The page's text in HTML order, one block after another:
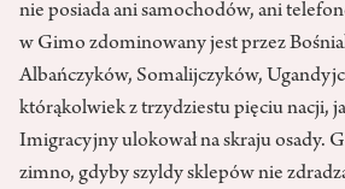
nie posiada ani samochodów, ani
w Gimo zdominowany jest przez
Albańczyków, Somalijczyków,
którąkolwiek z trzydziestu pięciu nacji,
Imigracyjny ulokował na skraju osady.
zimno, gdyby szyldy sklepów nie